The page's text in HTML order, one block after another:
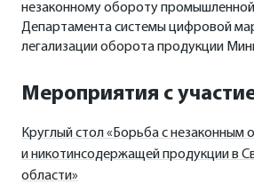
незаконному обороту
Департамента системы цифровой
легализации оборота продукции
Мероприятия с
Круглый стол «Борьба с незаконным
и никотинсодержащей продукции в
области»